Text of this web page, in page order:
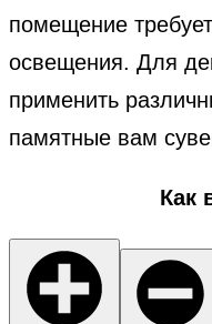
помещение
освещения. Для
применить
памятные вам
Как